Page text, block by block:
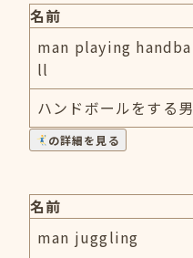
名前
man playing handba
ll
ハンドボールをする男
の詳細を見る
名前
man juggling